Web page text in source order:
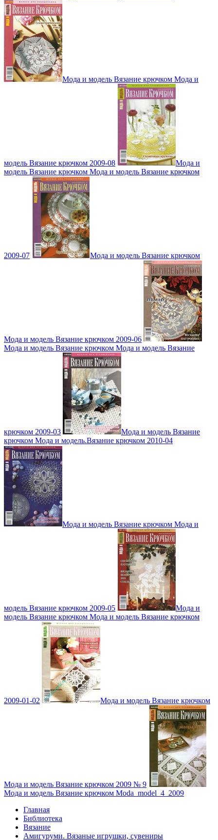
Мода и модель Вязание крючком Мода и
модель Вязание крючком 2009-08
Мода и
модель Вязание крючком Мода и модель Вязание крючком
2009-07 Мода и модель Вязание крючком
Мода и модель Вязание крючком 2009-06
Мода и модель Вязание крючком Мода и модель Вязание
крючком 2009-03
Мода и модель Вязание
крючком Мода и модель.Вязание крючком 2010-04
Мода и модель Вязание крючком Мода и
модель Вязание крючком 2009-05
Мода и
модель Вязание крючком Мода и модель Вязание крючком
2009-01-02 Мода и модель Вязание крючком
Мода и модель Вязание крючком 2009 № 9
Мода и модель Вязание крючком Moda_model_4_2009
Главная
Библиотека
Вязание
Амигуруми. Вязаные игрушки, сувениры